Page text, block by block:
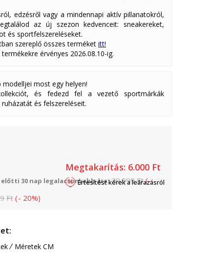
edzésről vagy a mindennapi aktív pillanatokról,
az új szezon kedvenceit: sneakereket,
és sportfelszereléseket.
szereplő összes terméket itt!
érvényes 2026.08.10-ig.
modelljei most egy helyen!
és fedezd fel a vezető sportmárkák
és felszereléseit.
30 nap legalacsonyabb ára: 29.999 Ft (-
Ft (- 20%)
Megtakarítás: 6.000 Ft
Értesítést kérek a leárazásról
Méretek CM